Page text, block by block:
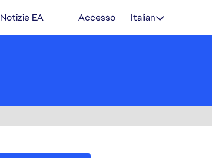
Notizie EA Accesso Italian